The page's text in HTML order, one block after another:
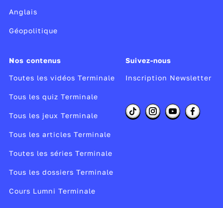
Anglais
Géopolitique
Nos contenus
Toutes les vidéos Terminale
Tous les quiz Terminale
Tous les jeux Terminale
Tous les articles Terminale
Toutes les séries Terminale
Tous les dossiers Terminale
Cours Lumni Terminale
Suivez-nous
Inscription Newsletter